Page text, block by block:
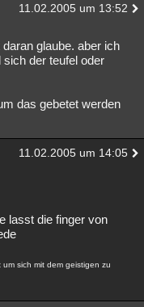
11.02.2005 um 13:52
glaube. aber ich
der teufel oder
das gebetet werden
11.02.2005 um 14:05
lasst die finger von
sich mit dem geistigen zu